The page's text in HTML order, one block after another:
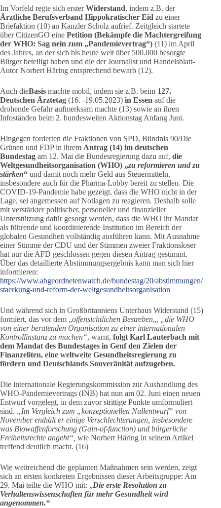
Im Vorfeld regte sich ersterWiderstand, indem z.B. der
Ärztliche Berufsverband Hippokratischer Eid zu einer
Briefaktion (10) an Kanzler Scholz aufrief. Zeitgleich startete
über CitizenGO eine Petition (Bekämpfe die Machtergreifung
der WHO: Sag nein zum „Pandemievertrag“) (11) im April
des Jahres, an der sich bis heute weit über 500.000 besorgte
Bürger beteiligt haben und die der Journalist und Handelsblatt-
Autor Norbert Häring entsprechend bewarb (12).
Auch dieBasis machte mobil, indem sie z.B. beim 127.
Deutschen Ärztetag (16. -19.05.2023) in Essen auf die
drohende Gefahr aufmerksam machte (13) sowie an ihren
Infoständen beim 2. bundesweiten Aktionstag Anfang Juni.
Hingegen forderten die Fraktionen von SPD, Bündnis 90/Die
Grünen und FDP in ihrem Antrag (14) im deutschen
Bundestag am 12. Mai die Bundesregierung dazu auf, die
Weltgesundheitsorganisation (WHO) „zu reformieren und zu
stärken“ und damit noch mehr Geld aus Steuermitteln,
insbesondere auch für die Pharma-Lobby bereit zu stellen. Die
COVID-19-Pandemie habe gezeigt, dass die WHO nicht in der
Lage, sei angemessen auf Notlagen zu reagieren. Deshalb solle
mit verstärkter politischer, personeller und finanzieller
Unterstützung dafür gesorgt werden, dass die WHO ihr Mandat
als führende und koordinierende Institution im Bereich der
globalen Gesundheit vollständig ausführen kann. Mit Ausnahme
einer Stimme der CDU und der Stimmen zweier Fraktionsloser
hat nur die AFD geschlossen gegen diesen Antrag gestimmt.
Über das detaillierte Abstimmungsergebnis kann man sich hier
informieren:
https://www.abgeordnetenwatch.de/bundestag/20/abstimmungen/
staerkung-und-reform-der-weltgesundheitsorganisation
Und während sich in Großbritanniens Unterhaus Widerstand (15)
formiert, das vor dem „offensichtlichen Bestreben„,
„die WHO
von einer beratenden Organisation zu einer internationalen
Kontrollinstanz zu machen“, warnt, folgt Karl Lauterbach mit
dem Mandat des Bundestages in Genf den Zielen der
Finanzeliten, eine weltweite Gesundheitsregierung zu
fördern und Deutschlands Souveränität aufzugeben.
Die internationale Regierungskommission zur Aushandlung des
WHO-Pandemievertrags (INB) hat nun am 02. Juni einen neuen
Entwurf vorgelegt, in dem zuvor strittige Punkte umformuliert
sind.
„Im Vergleich zum „konzeptionellen Nullentwurf“ von
November enthält er einige Verschlechterungen, insbesondere
was Biowaffenforschung (Gain-of-function) und bürgerliche
Freiheitsrechte angeht“, wie Norbert Häring in seinem Artikel
treffend deutlich macht. (16)
Wie weitreichend die geplanten Maßnahmen sein werden, zeigt
sich an ersten konkreten Ergebnissen dieser Arbeitsgruppe: Am
29. Mai teilte die WHO mit: „Die erste Resolution zu
Verhaltenswissenschaften für mehr Gesundheit wird
angenommen.“